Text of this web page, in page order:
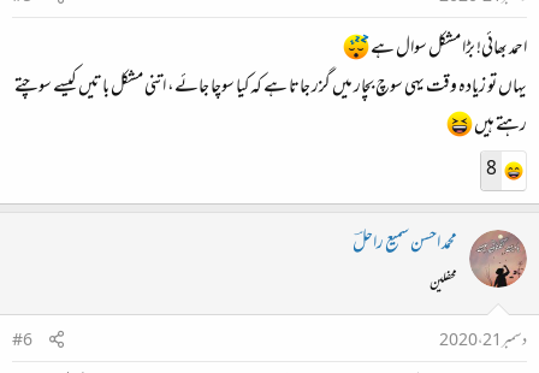
احمد بھائی! بڑا مشکل سوال ہے
یہاں تو زیادہ وقت یہی سوچ بچار میں گزر جاتا ہے کہ کیا سوچا جائے، اتنی مشکل باتیں کیسے سوچتے
رہتے ہیں
8
محمد احسن سمیع راحلؔ
محفلین
دسمبر 21، 2020
#6